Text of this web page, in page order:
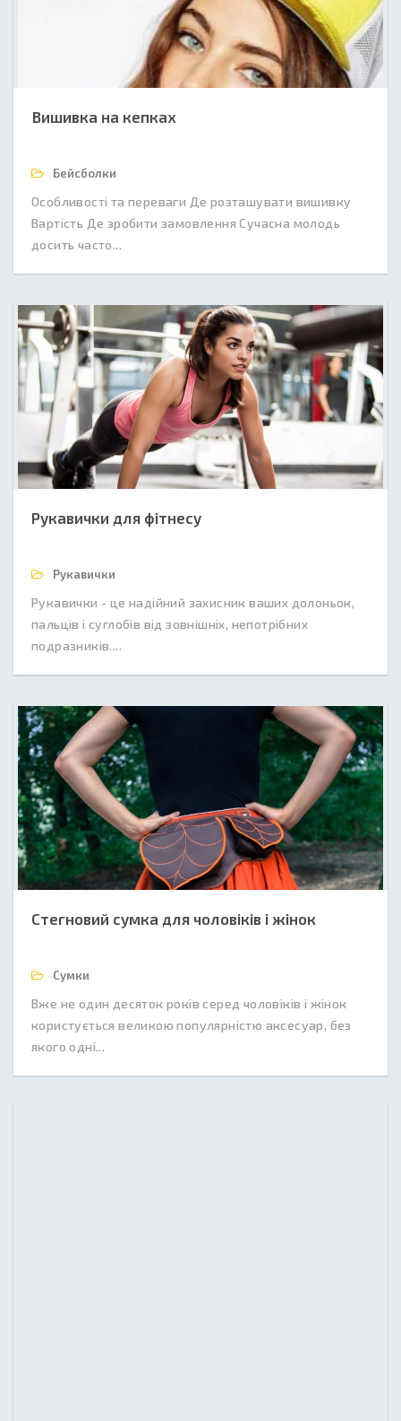
Вишивка на кепках
Бейсболки
Особливості та переваги Де розташувати вишивку
Вартість Де зробити замовлення Сучасна молодь
досить часто...
Рукавички для фітнесу
Рукавички
Рукавички - це надійний захисник ваших долоньок,
пальців і суглобів від зовнішніх, непотрібних
подразників....
Стегновий сумка для чоловіків і жінок
Сумки
Вже не один десяток років серед чоловіків і жінок
користується великою популярністю аксесуар, без
якого одні...